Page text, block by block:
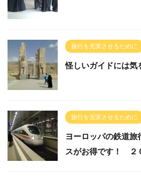
旅行を充実させるために
怪しいガイドには気
旅行を充実させるために
ヨーロッパの鉄道
スがお得です！ ２